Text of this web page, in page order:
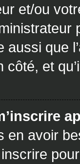
et/ou
aussi que
côté, et
en avoir